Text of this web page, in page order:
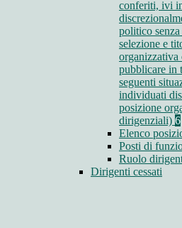
conferiti, ivi
politico
selezione e
pubblicare in
seguenti
individuati
posizione
dirigenziali) 6
Elenco
Posti di
Ruolo
Dirigenti cessati